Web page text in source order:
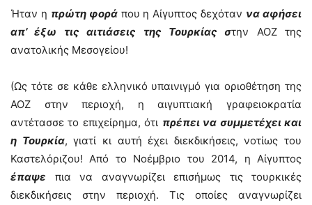
Ήταν η πρώτη φοράπου η Αίγυπτος δεχόταν να αφήσει
απ’ έξω τις αιτιάσεις της Τουρκίας στην ΑΟΖ της
ανατολικής Μεσογείου!
(Ως τότε σε κάθε ελληνικό υπαινιγμό για οριοθέτηση της
ΑΟΖ στην περιοχή, η αιγυπτιακή γραφειοκρατία
αντέτασσε το επιχείρημα, ότι πρέπει να συμμετέχει και
η Τουρκία, γιατί κι αυτή έχει διεκδικήσεις, νοτίως του
Καστελόριζου! Από το Νοέμβριο του 2014, η Αίγυπτος
έπαψε πια να αναγνωρίζει επισήμως τις τουρκικές
διεκδικήσεις στην περιοχή. Τις οποίες αναγνωρίζει